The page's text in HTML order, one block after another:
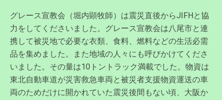
グレース宣教会（堀内顕牧師）は震災直後からJIFHと協
力をしてくださいました。グレース宣教会は八尾市と連
携して被災地で必要な衣類、食料、燃料などの生活必需
品を集めました。また地域の人々にも呼びかけてくださ
いました。その量は10トントラック満載でした。物資は
東北自動車道が災害救急車両と被災者支援物資運送の車
両のためだけに開かれていた震災後間もない頃、大阪か